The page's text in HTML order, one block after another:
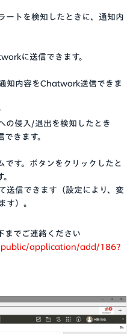
ートを検知したときに、通知内
に送信できます。
知内容をChatwork送信できま
の侵入/退出を検知したとき
きます。
です。ボタンをクリックしたと
送信できます（設定により、変
す）。
までご連絡ください
application/add/186?